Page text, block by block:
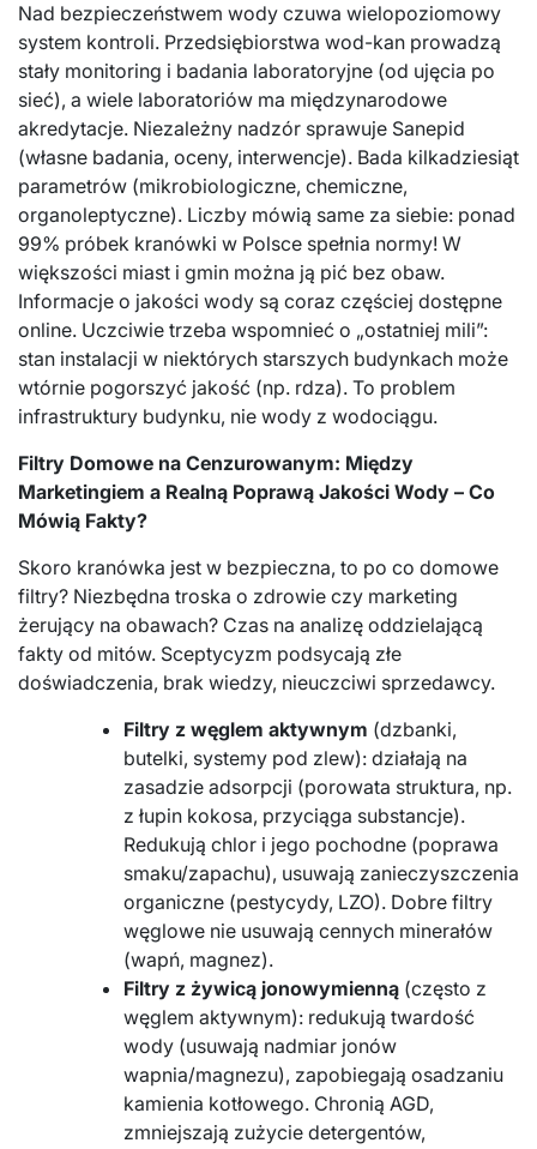
Nad bezpieczeństwem wody czuwa wielopoziomowy
system kontroli. Przedsiębiorstwa wod-kan prowadzą
stały monitoring i badania laboratoryjne (od ujęcia po
sieć), a wiele laboratoriów ma międzynarodowe
akredytacje. Niezależny nadzór sprawuje Sanepid
(własne badania, oceny, interwencje). Bada kilkadziesiąt
parametrów (mikrobiologiczne, chemiczne,
organoleptyczne). Liczby mówią same za siebie: ponad
99% próbek kranówki w Polsce spełnia normy! W
większości miast i gmin można ją pić bez obaw.
Informacje o jakości wody są coraz częściej dostępne
online. Uczciwie trzeba wspomnieć o „ostatniej mili”:
stan instalacji w niektórych starszych budynkach może
wtórnie pogorszyć jakość (np. rdza). To problem
infrastruktury budynku, nie wody z wodociągu.
Filtry Domowe na Cenzurowanym: Między
Marketingiem a Realną Poprawą Jakości Wody – Co
Mówią Fakty?
Skoro kranówka jest w bezpieczna, to po co domowe
filtry? Niezbędna troska o zdrowie czy marketing
żerujący na obawach? Czas na analizę oddzielającą
fakty od mitów. Sceptycyzm podsycają złe
doświadczenia, brak wiedzy, nieuczciwi sprzedawcy.
Filtry z węglem aktywnym (dzbanki,
butelki, systemy pod zlew): działają na
zasadzie adsorpcji (porowata struktura, np.
z łupin kokosa, przyciąga substancje).
Redukują chlor i jego pochodne (poprawa
smaku/zapachu), usuwają zanieczyszczenia
organiczne (pestycydy, LZO). Dobre filtry
węglowe nie usuwają cennych minerałów
(wapń, magnez).
Filtry z żywicą jonowymienną (często z
węglem aktywnym): redukują twardość
wody (usuwają nadmiar jonów
wapnia/magnezu), zapobiegają osadzaniu
kamienia kotłowego. Chronią AGD,
zmniejszają zużycie detergentów,